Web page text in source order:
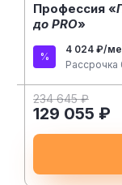
Профессия «
до PRO»
4 024 ₽/
Рассрочка
234 645 ₽
129 055 ₽